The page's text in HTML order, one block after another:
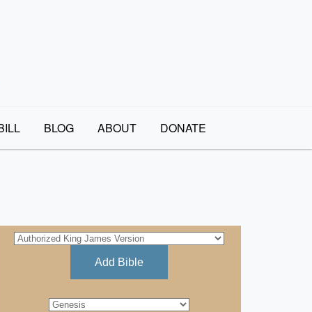
BLOG ABOUT DONATE
Add Bible